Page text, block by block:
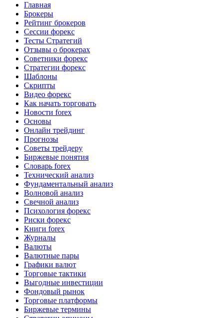
Главная
Брокеры
Рейтинг брокеров
Сессии форекс
Тесты Стратегий
Отзывы о брокерах
Советники форекс
Стратегии форекс
Шаблоны
Скрипты
Видео форекс
Как начать торговать
Новости forex
Основы
Онлайн трейдинг
Прогнозы
Советы трейдеру
Биржевые понятия
Словарь forex
Технический анализ
Фундаментальный анализ
Волновой анализ
Свечной анализ
Психология форекс
Риски форекс
Книги forex
Журналы
Валюты
Валютные пары
Графики валют
Торговые тактики
Выгодные инвестиции
Фондовый рынок
Торговые платформы
Биржевые термины